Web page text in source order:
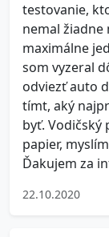
testovanie,
nemal
maximálne
som vyzeral
odviezť auto
tímt, aký
byť. Vodičský
papier,
Ďakujem za
22.10.2020